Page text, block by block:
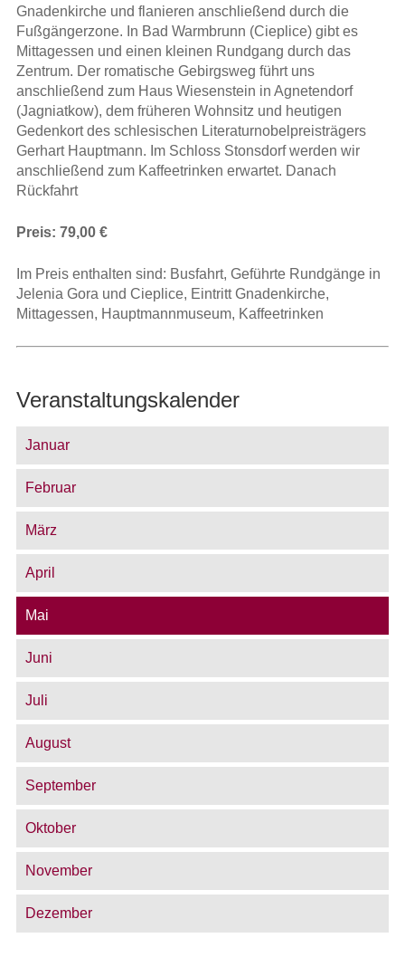
Gnadenkirche und flanieren anschließend durch die
Fußgängerzone. In Bad Warmbrunn (Cieplice) gibt es
Mittagessen und einen kleinen Rundgang durch das
Zentrum. Der romatische Gebirgsweg führt uns
anschließend zum Haus Wiesenstein in Agnetendorf
(Jagniatkow), dem früheren Wohnsitz und heutigen
Gedenkort des schlesischen Literaturnobelpreisträgers
Gerhart Hauptmann. Im Schloss Stonsdorf werden wir
anschließend zum Kaffeetrinken erwartet. Danach
Rückfahrt
Preis: 79,00 €
Im Preis enthalten sind: Busfahrt, Geführte Rundgänge in
Jelenia Gora und Cieplice, Eintritt Gnadenkirche,
Mittagessen, Hauptmannmuseum, Kaffeetrinken
Veranstaltungskalender
Januar
Februar
März
April
Mai
Juni
Juli
August
September
Oktober
November
Dezember